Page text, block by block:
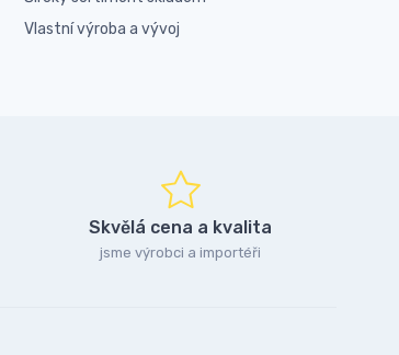
Vlastní výroba a vývoj
Skvělá cena a kvalita
jsme výrobci a importéři